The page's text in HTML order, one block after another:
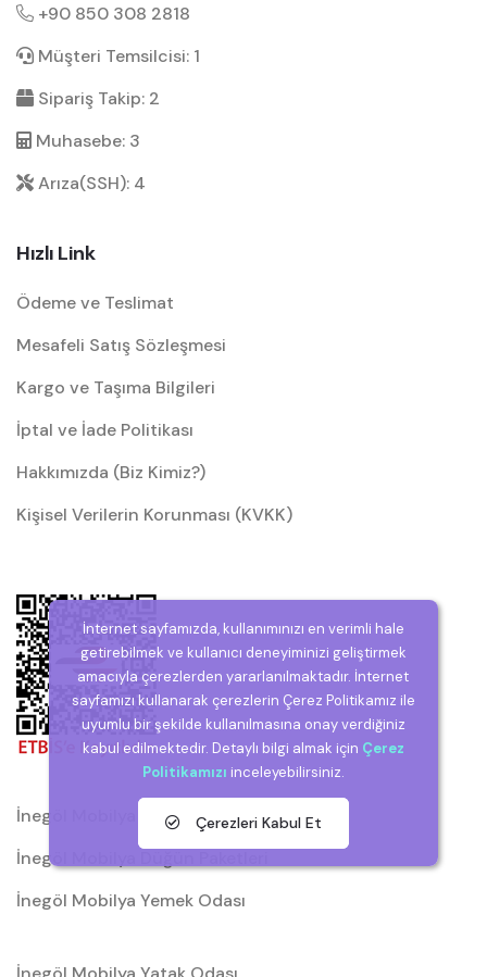
+90 850 308 2818
Müşteri Temsilcisi: 1
Sipariş Takip: 2
Muhasebe: 3
Arıza(SSH): 4
Hızlı Link
Ödeme ve Teslimat
Mesafeli Satış Sözleşmesi
Kargo ve Taşıma Bilgileri
İptal ve İade Politikası
Hakkımızda (Biz Kimiz?)
Kişisel Verilerin Korunması (KVKK)
İnegöl Mobilya
İnegöl Mobilya Düğün Paketleri
İnegöl Mobilya Yemek Odası
İnternet sayfamızda, kullanımınızı en verimli hale
getirebilmek ve kullanıcı deneyiminizi geliştirmek
amacıyla çerezlerden yararlanılmaktadır. İnternet
sayfamızı kullanarak çerezlerin Çerez Politikamız ile
uyumlu bir şekilde kullanılmasına onay verdiğiniz
kabul edilmektedir. Detaylı bilgi almak için Çerez
Politikamızı inceleyebilirsiniz.
Çerezleri Kabul Et